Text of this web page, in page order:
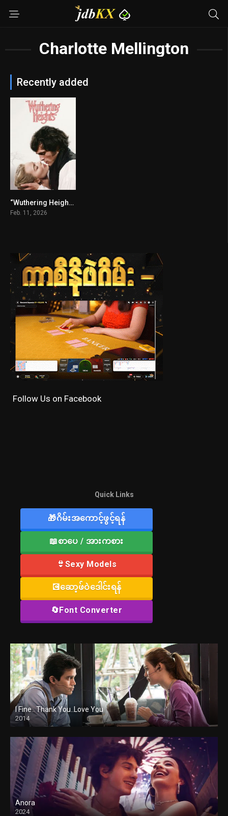
Charlotte Mellington
Recently added
6.3“Wuthering Heights”
Feb. 11, 2026
Follow Us on Facebook
Quick Links
🎁ဂိမ်းအကောင့်ဖွင့်ရန်
📖စာပေ / အားကစား
👙Sexy Models
💽ဆော့ဖ်ဝဲဒေါင်းရန်
🔄Font Converter
I Fine.. Thank You..Love You
2014
Anora
2024